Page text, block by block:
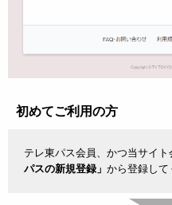
初めてご利用の方
テレ東パス会員、かつ当サイ
パスの新規登録」 から登録して